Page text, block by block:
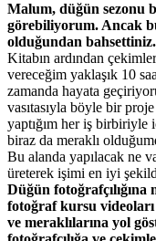
Malum, düğün sezonu
görebiliyorum. Ancak
olduğundan
Kitabın ardından
vereceğim yaklaşık 10
zamanda hayata
vasıtasıyla böyle bir
yaptığım her iş birbiriyle
biraz da meraklı
Bu alanda yapılacak ne
üreterek işimi en iyi
Düğün
fotoğraf kursu
ve meraklılarına yol